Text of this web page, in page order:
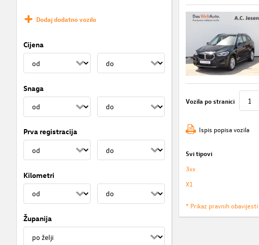
Dodaj dodatno vozilo
Cijena
Snaga
Prva registracija
Kilometri
Županija
Vozila po stranici
Ispis popisa vozila
Svi tipovi
3xx
X1
* Prikaz pravnih obavijesti